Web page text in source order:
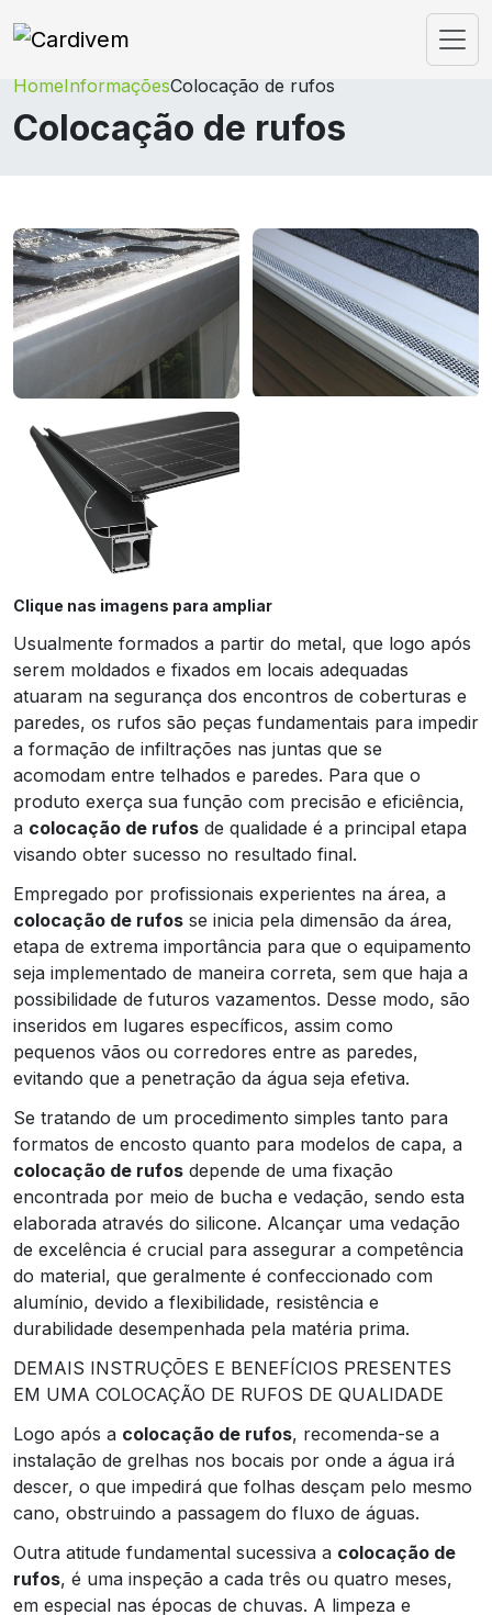
HomeInformaçõesColocação de rufos
Colocação de rufos
Clique nas imagens para ampliar
Usualmente formados a partir do metal, que logo após
serem moldados e fixados em locais adequadas
atuaram na segurança dos encontros de coberturas e
paredes, os rufos são peças fundamentais para impedir
a formação de infiltrações nas juntas que se
acomodam entre telhados e paredes. Para que o
produto exerça sua função com precisão e eficiência,
a colocação de rufos de qualidade é a principal etapa
visando obter sucesso no resultado final.
Empregado por profissionais experientes na área, a
colocação de rufos se inicia pela dimensão da área,
etapa de extrema importância para que o equipamento
seja implementado de maneira correta, sem que haja a
possibilidade de futuros vazamentos. Desse modo, são
inseridos em lugares específicos, assim como
pequenos vãos ou corredores entre as paredes,
evitando que a penetração da água seja efetiva.
Se tratando de um procedimento simples tanto para
formatos de encosto quanto para modelos de capa, a
colocação de rufos depende de uma fixação
encontrada por meio de bucha e vedação, sendo esta
elaborada através do silicone. Alcançar uma vedação
de excelência é crucial para assegurar a competência
do material, que geralmente é confeccionado com
alumínio, devido a flexibilidade, resistência e
durabilidade desempenhada pela matéria prima.
DEMAIS INSTRUÇÕES E BENEFÍCIOS PRESENTES
EM UMA COLOCAÇÃO DE RUFOS DE QUALIDADE
Logo após a colocação de rufos, recomenda-se a
instalação de grelhas nos bocais por onde a água irá
descer, o que impedirá que folhas desçam pelo mesmo
cano, obstruindo a passagem do fluxo de águas.
Outra atitude fundamental sucessiva a colocação de
rufos, é uma inspeção a cada três ou quatro meses,
em especial nas épocas de chuvas. A limpeza e